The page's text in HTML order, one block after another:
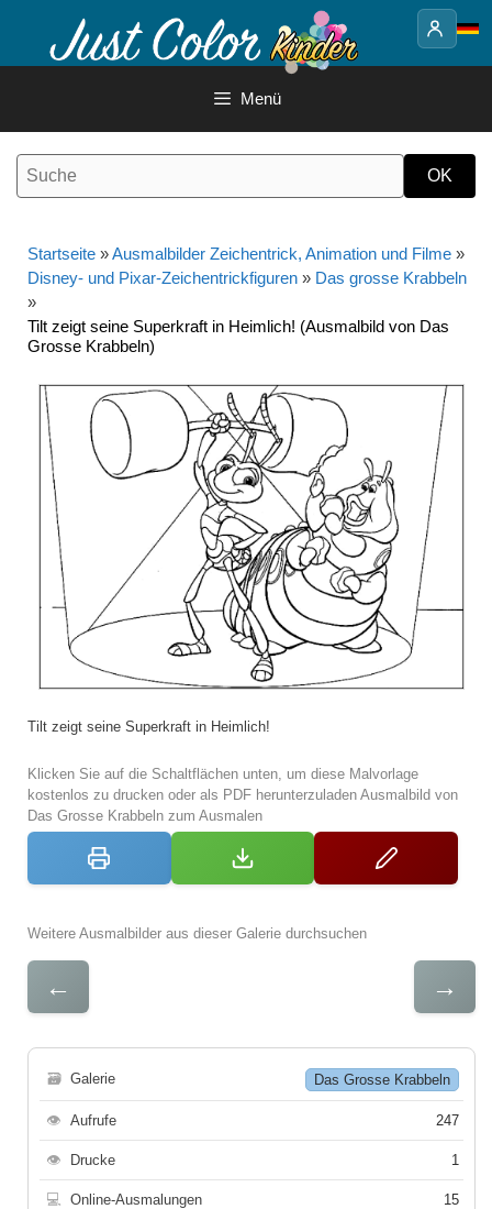
Inhalt
Menü
Startseite »Ausmalbilder Zeichentrick, Animation und Filme »
Disney- und Pixar-Zeichentrickfiguren » Das grosse Krabbeln
»
Tilt zeigt seine Superkraft in Heimlich! (Ausmalbild von Das
Grosse Krabbeln)
Tilt zeigt seine Superkraft in Heimlich!
Klicken Sie auf die Schaltflächen unten, um diese Malvorlage
kostenlos zu drucken oder als PDF herunterzuladen Ausmalbild von
Das Grosse Krabbeln zum Ausmalen
Weitere Ausmalbilder aus dieser Galerie durchsuchen
← →
🗃 Galerie Das Grosse Krabbeln
👁 Aufrufe 247
👁 Drucke 1
💻 Online-Ausmalungen 15